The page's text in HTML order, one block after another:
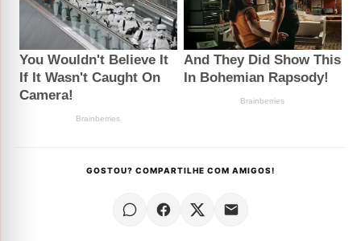
GOSTOU? COMPARTILHE COM AMIGOS!